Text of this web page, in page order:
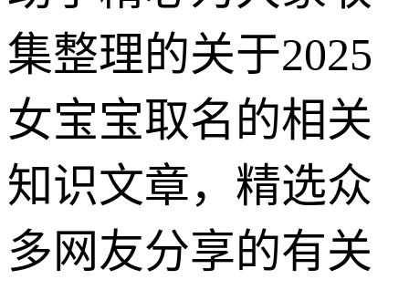
集整理的关于2025
女宝宝取名的相关
知识文章，精选众
多网友分享的有关